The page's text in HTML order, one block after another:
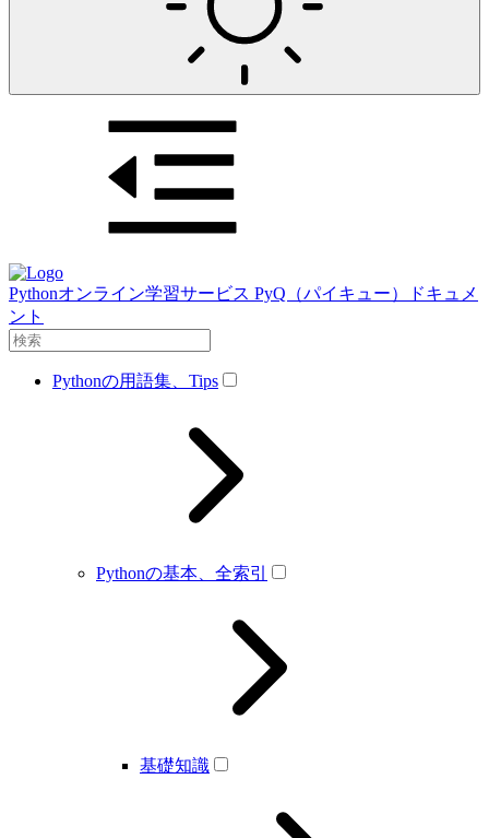
Pythonオンライン学習サービス PyQ（パイキュー）ドキュメ
ント
Pythonの用語集、Tips
Pythonの基本、全索引
基礎知識